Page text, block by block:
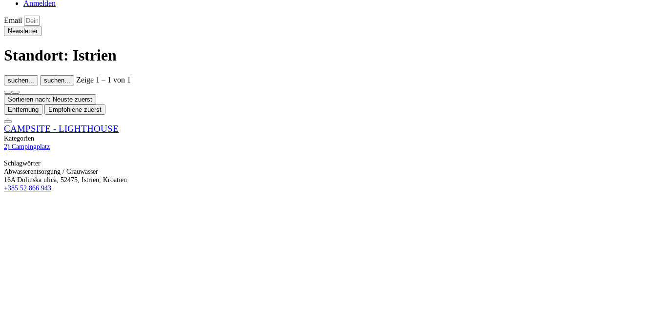
Anmelden
Email
Newsletter
Standort: Istrien
suchen... suchen... Zeige 1 – 1 von 1
Sortieren nach: Neuste zuerst
Entfernung
Empfohlene zuerst
CAMPSITE - LIGHTHOUSE
Kategorien
2) Campingplatz
·
Schlagwörter
Abwasserentsorgung / Grauwasser
16A Dolinska ulica, 52475, Istrien, Kroatien
+385 52 866 943